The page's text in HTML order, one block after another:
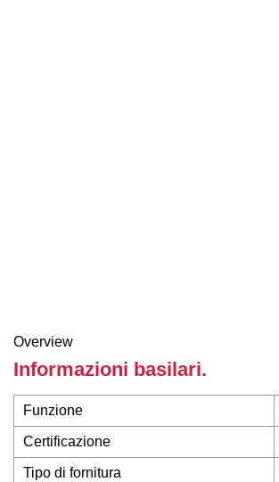
Overview
Informazioni basilari.
Funzione
Certificazione
Tipo di fornitura